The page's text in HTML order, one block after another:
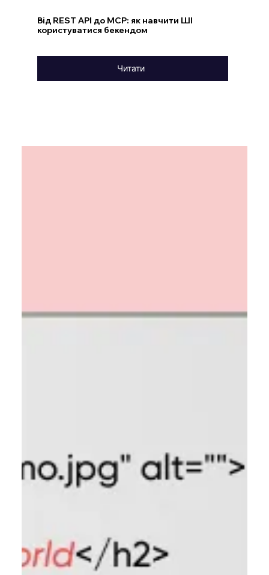
Від REST API до MCP: як навчити ШІ
користуватися бекендом
Читати